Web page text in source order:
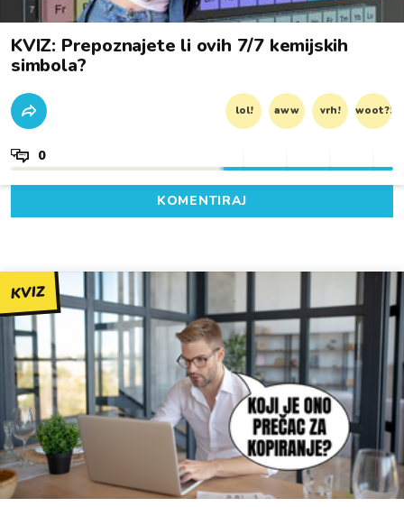
KVIZ: Prepoznajete li ovih 7/7 kemijskih
simbola?
lol! aww vrh! woot?!
0
KOMENTIRAJ
KVIZ